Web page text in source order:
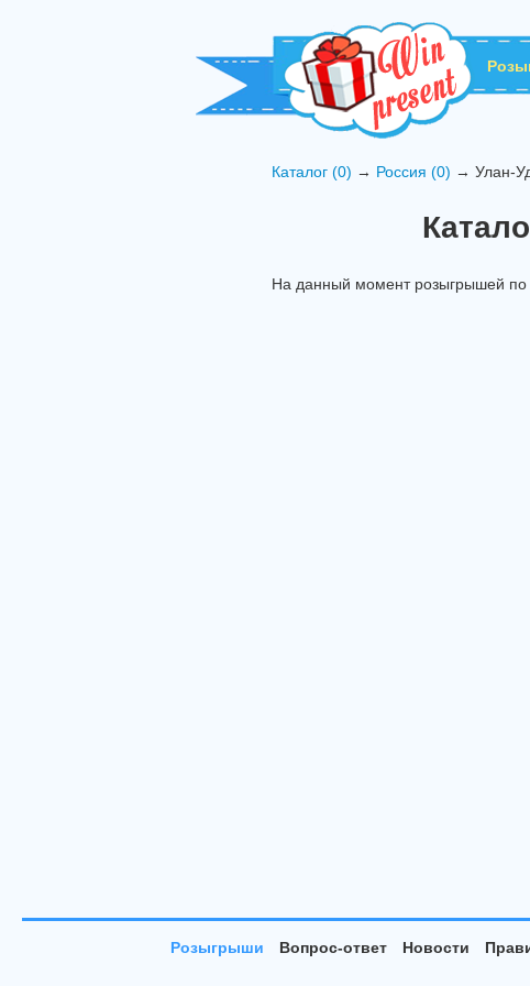
Каталог (0) → Россия (0) → Улан-
На данный момент розыгрышей по
Розыгрыши Вопрос-ответ Новости